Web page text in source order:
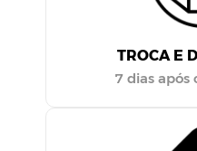
TROCA E
7 dias após